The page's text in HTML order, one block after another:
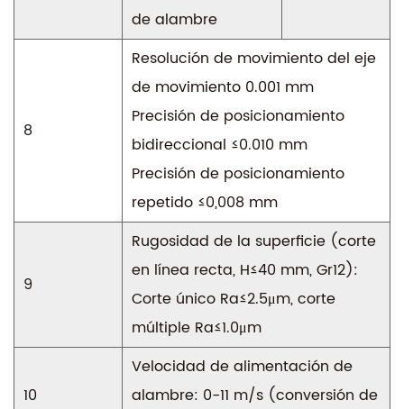
de alambre
8
Resolución de movimiento del eje
de movimiento 0.001 mm
Precisión de posicionamiento
bidireccional ≤0.010 mm
Precisión de posicionamiento
repetido ≤0,008 mm
9
Rugosidad de la superficie (corte
en línea recta, H≤40 mm, Gr12):
Corte único Ra≤2.5μm, corte
múltiple Ra≤1.0μm
10
Velocidad de alimentación de
alambre: 0-11 m/s (conversión de